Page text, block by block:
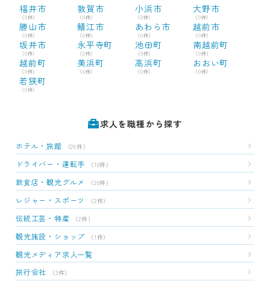
福井市
（0件）
敦賀市
（0件）
小浜市
（0件）
大野市
（0件）
勝山市
（0件）
鯖江市
（0件）
あわら市
（0件）
越前市
（0件）
坂井市
（0件）
永平寺町
（0件）
池田町
（0件）
南越前町
（0件）
越前町
（0件）
美浜町
（0件）
高浜町
（0件）
おおい町
（0件）
若狭町
（0件）
求人を職種から探す
ホテル・旅館 （26件）
ドライバー・運転手 （10件）
飲食店・観光グルメ （20件）
レジャー・スポーツ （2件）
伝統工芸・特産 （2件）
観光施設・ショップ （1件）
観光メディア求人一覧
旅行会社
（3件）